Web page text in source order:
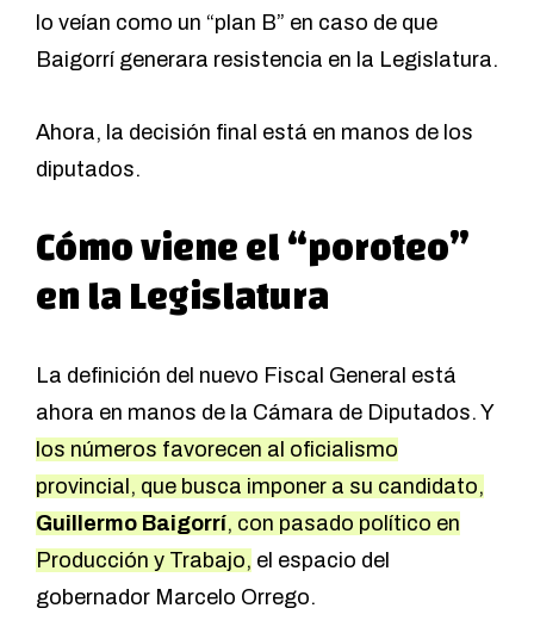
lo veían como un “plan B” en caso de que
Baigorrí generara resistencia en la Legislatura.
Ahora, la decisión final está en manos de los
diputados.
Cómo viene el “poroteo”
en la Legislatura
La definición del nuevo Fiscal General está
ahora en manos de la Cámara de Diputados. Y
los números favorecen al oficialismo
provincial, que busca imponer a su candidato,
Guillermo Baigorrí, con pasado político en
Producción y Trabajo, el espacio del
gobernador Marcelo Orrego.